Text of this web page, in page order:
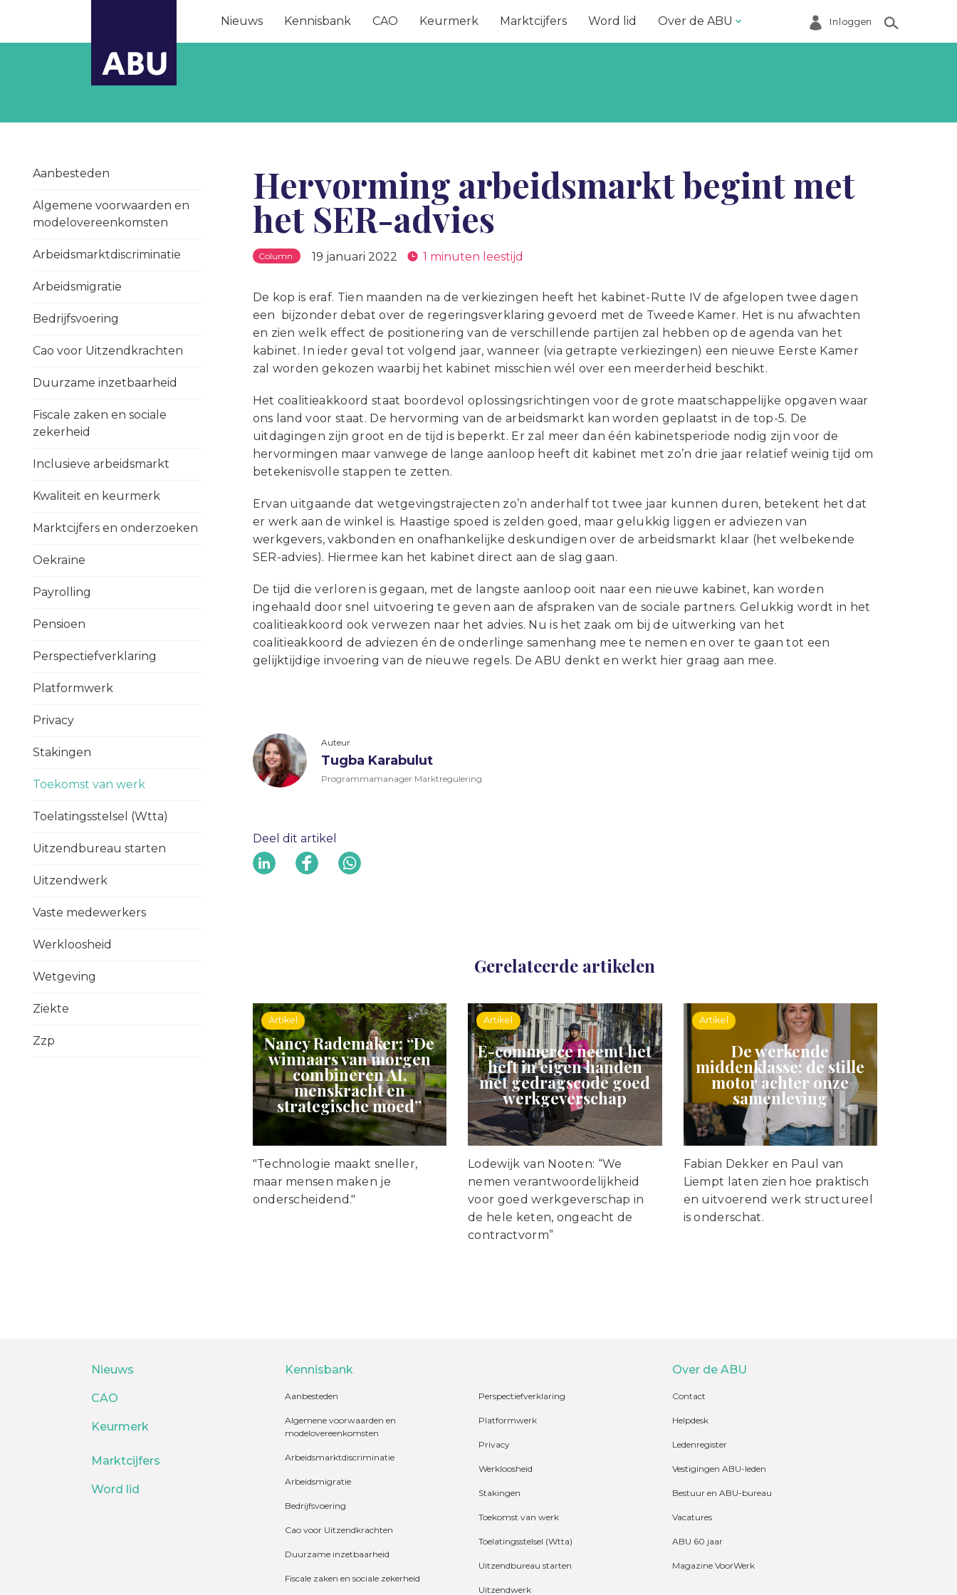
Nieuws Kennisbank CAO Keurmerk Marktcijfers Word lid Over de ABU
Helpdesk
Ledenregister
Ledenservice
Over de ABU
Statuten en reglementen
Vacatures
Vestigingen ABU-leden
Webshop
Inloggen
Aanbesteden
Algemene voorwaarden en
modelovereenkomsten
Arbeidsmarktdiscriminatie
Arbeidsmigratie
Bedrijfsvoering
Cao voor Uitzendkrachten
Duurzame inzetbaarheid
Fiscale zaken en sociale
zekerheid
Inclusieve arbeidsmarkt
Kwaliteit en keurmerk
Marktcijfers en onderzoeken
Oekraïne
Payrolling
Pensioen
Perspectiefverklaring
Platformwerk
Privacy
Stakingen
Toekomst van werk
Toelatingsstelsel (Wtta)
Uitzendbureau starten
Uitzendwerk
Vaste medewerkers
Werkloosheid
Wetgeving
Ziekte
Zzp
Hervorming arbeidsmarkt begint met
het SER-advies
Column 19 januari 2022 1 minuten leestijd
De kop is eraf. Tien maanden na de verkiezingen heeft het kabinet-Rutte IV de afgelopen twee dagen
een bijzonder debat over de regeringsverklaring gevoerd met de Tweede Kamer. Het is nu afwachten
en zien welk effect de positionering van de verschillende partijen zal hebben op de agenda van het
kabinet. In ieder geval tot volgend jaar, wanneer (via getrapte verkiezingen) een nieuwe Eerste Kamer
zal worden gekozen waarbij het kabinet misschien wél over een meerderheid beschikt.
Het coalitieakkoord staat boordevol oplossingsrichtingen voor de grote maatschappelijke opgaven waar
ons land voor staat. De hervorming van de arbeidsmarkt kan worden geplaatst in de top-5. De
uitdagingen zijn groot en de tijd is beperkt. Er zal meer dan één kabinetsperiode nodig zijn voor de
hervormingen maar vanwege de lange aanloop heeft dit kabinet met zo’n drie jaar relatief weinig tijd om
betekenisvolle stappen te zetten.
Ervan uitgaande dat wetgevingstrajecten zo’n anderhalf tot twee jaar kunnen duren, betekent het dat
er werk aan de winkel is. Haastige spoed is zelden goed, maar gelukkig liggen er adviezen van
werkgevers, vakbonden en onafhankelijke deskundigen over de arbeidsmarkt klaar (het welbekende
SER-advies). Hiermee kan het kabinet direct aan de slag gaan.
De tijd die verloren is gegaan, met de langste aanloop ooit naar een nieuwe kabinet, kan worden
ingehaald door snel uitvoering te geven aan de afspraken van de sociale partners. Gelukkig wordt in het
coalitieakkoord ook verwezen naar het advies. Nu is het zaak om bij de uitwerking van het
coalitieakkoord de adviezen én de onderlinge samenhang mee te nemen en over te gaan tot een
gelijktijdige invoering van de nieuwe regels. De ABU denkt en werkt hier graag aan mee.
Auteur
Tugba Karabulut
Programmamanager Marktregulering
Deel dit artikel
Gerelateerde artikelen
Artikel
Nancy Rademaker: “De
winnaars van morgen
combineren AI,
menskracht en
strategische moed”
"Technologie maakt sneller,
maar mensen maken je
onderscheidend."
Artikel
E-commerce neemt het
heft in eigen handen
met gedragscode goed
werkgeverschap
Lodewijk van Nooten: “We
nemen verantwoordelijkheid
voor goed werkgeverschap in
de hele keten, ongeacht de
contractvorm”
Artikel
De werkende
middenklasse: de stille
motor achter onze
samenleving
Fabian Dekker en Paul van
Liempt laten zien hoe praktisch
en uitvoerend werk structureel
is onderschat.
Nieuws
CAO
Keurmerk
Marktcijfers
Word lid
Kennisbank
Aanbesteden
Algemene voorwaarden en
modelovereenkomsten
Arbeidsmarktdiscriminatie
Arbeidsmigratie
Bedrijfsvoering
Cao voor Uitzendkrachten
Duurzame inzetbaarheid
Fiscale zaken en sociale zekerheid
Perspectiefverklaring
Platformwerk
Privacy
Werkloosheid
Stakingen
Toekomst van werk
Toelatingsstelsel (Wtta)
Uitzendbureau starten
Uitzendwerk
Over de ABU
Contact
Helpdesk
Ledenregister
Vestigingen ABU-leden
Bestuur en ABU-bureau
Vacatures
ABU 60 jaar
Magazine VoorWerk